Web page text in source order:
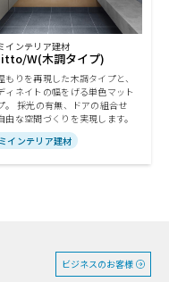
インテリア建材
W(木調タイプ)
もりを再現した木調タイプと、
ィネイトの幅をげる単色マット
。 採光の有無、ドアの組合せ
由な空間づくりを実現します。
インテリア建材
ビジネスのお客様